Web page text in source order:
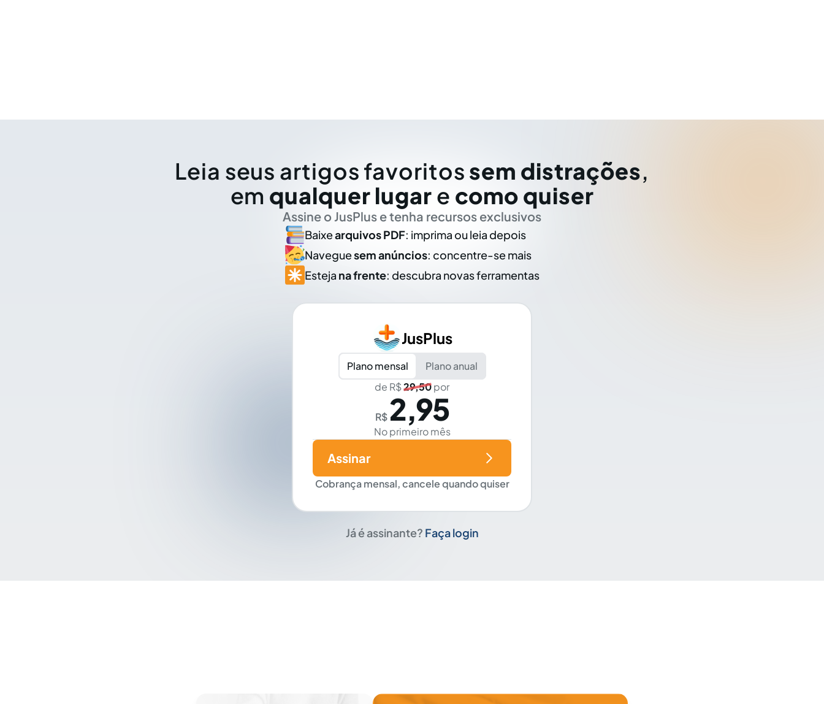
Leia seus artigos favoritos sem distrações,
em qualquer lugar e como quiser
Assine o JusPlus e tenha recursos exclusivos
Baixearquivos PDF: imprima ou leia depois
Naveguesem anúncios: concentre-se mais
Esteja na frente: descubra novas ferramentas
JusPlus
Plano mensal
Plano anual
de R$29,50por
R$ 2,95
No primeiro mês
Cobrança mensal, cancele quando quiser
Assinar
Já é assinante? Faça login